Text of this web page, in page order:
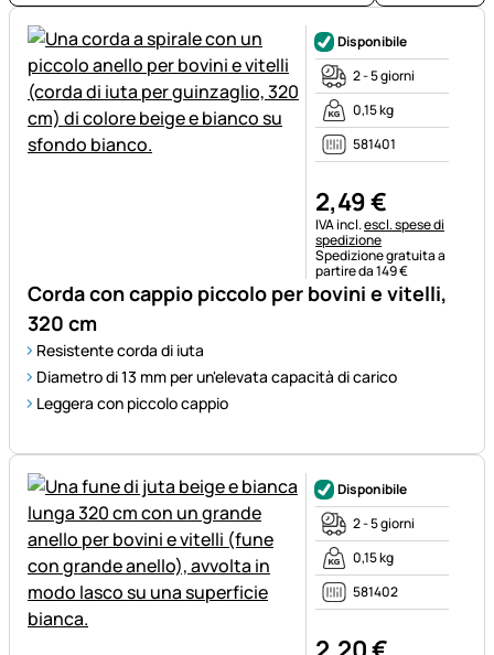
Corda con cappio piccolo per bovini e vitelli,
320 cm
Resistente corda di iuta
Diametro di 13 mm per un'elevata capacità di carico
Leggera con piccolo cappio
Disponibile
2 - 5 giorni
0,15 kg
581401
2,49€
Informazioni fiscali:
IVA incl.escl. spese di
spedizione
Spedizione gratuita a
partire da 149 €
Disponibile
2 - 5 giorni
0,15 kg
581402